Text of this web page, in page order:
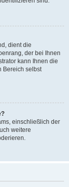
dient die
der bei Ihnen
kann Ihnen die
Bereich selbst
einschließlich der
weitere